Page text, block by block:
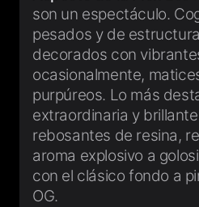
son un espectáculo.
pesados y de
decorados con
ocasionalmente,
purpúreos. Lo más
extraordinaria y
rebosantes de resina,
aroma explosivo a
con el clásico fondo a
OG.